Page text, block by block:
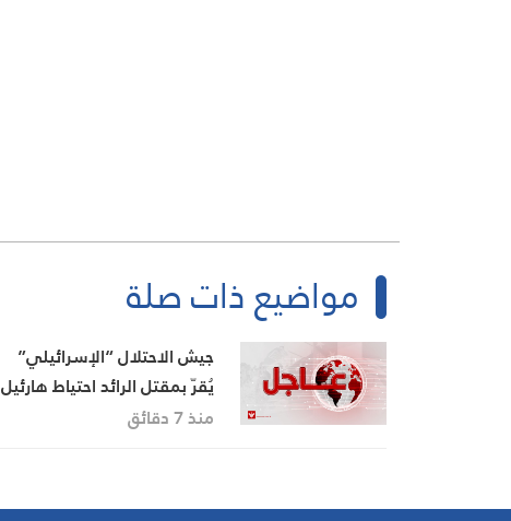
مواضيع ذات صلة
جيش الاحتلال “الإسرائيلي”
يُقرّ بمقتل الرائد احتياط هارئيل
بيرنستوك (قائد سرية في
بجنوب لبنان
منذ 7 دقائق